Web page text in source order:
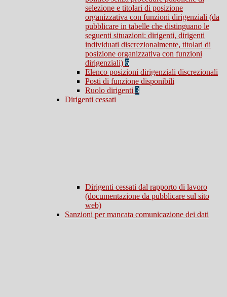
selezione e titolari di posizione
organizzativa con funzioni dirigenziali (da
pubblicare in tabelle che distinguano le
seguenti situazioni: dirigenti, dirigenti
individuati discrezionalmente, titolari di
posizione organizzativa con funzioni
dirigenziali) 6
Elenco posizioni dirigenziali discrezionali
Posti di funzione disponibili
Ruolo dirigenti 3
Dirigenti cessati
Dirigenti cessati dal rapporto di lavoro
(documentazione da pubblicare sul sito
web)
Sanzioni per mancata comunicazione dei dati